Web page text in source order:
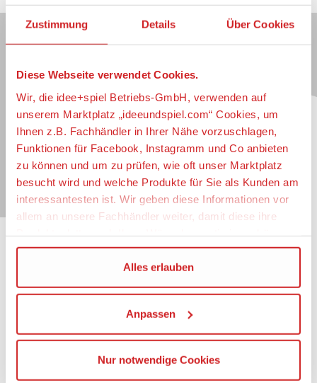
Zustimmung Details Über Cookies
Diese Webseite verwendet Cookies.
Wir, die idee+spiel Betriebs-GmbH, verwenden auf
unserem Marktplatz „ideeundspiel.com“ Cookies, um
Ihnen z.B. Fachhändler in Ihrer Nähe vorzuschlagen,
Funktionen für Facebook, Instagramm und Co anbieten
zu können und um zu prüfen, wie oft unser Marktplatz
besucht wird und welche Produkte für Sie als Kunden am
interessantesten ist. Wir geben diese Informationen vor
allem an unsere Fachhändler weiter, damit diese ihre
Wir verwenden den Google Tag Manager um weitere
Dienste einzubinden.
Wenn Sie auf „Alles erlauben“, klicken, werden ein Teil
Ihrer personenbezogener Daten in die USA übertragen.
Die USA ist ein Drittland, dass nicht von einem
Alles erlauben
Anpassen
Nur notwendige Cookies
Immer auf dem Laufenden...
Jetzt zum idee+spiel-Newsletter anmelden und
jederzeit widerruflich über spannendeNeuheiten,
zugkräftige
Gewinnspiele , limitierte
Exklusivartikel
und interessante
Schnäppchen
immer als erster
informiert sein.
E-Mail für Newsletteranmeldung
Impressum
Nutzungsbedingungen
Mitgliederportal